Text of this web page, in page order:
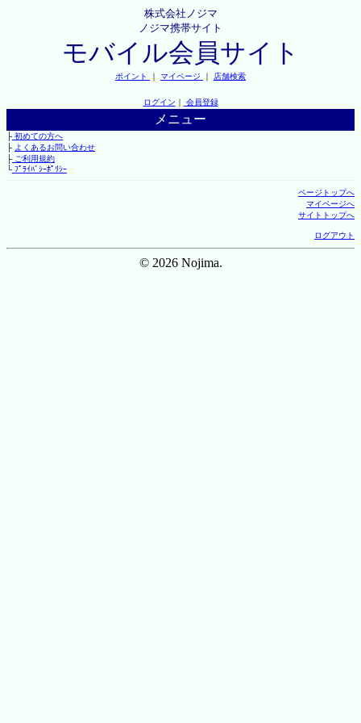
株式会社ノジマ
ノジマ携帯サイト
モバイル会員サイト
ポイント ｜ マイページ ｜ 店舗検索
ログイン ｜ 会員登録
メニュー
├初めての方へ
├ よくあるお問い合わせ
├ご利用規約
└ﾌﾟﾗｲﾊﾞｼｰﾎﾟﾘｼｰ
ページトップへ
マイページへ
サイトトップへ
ログアウト
© 2026 Nojima.